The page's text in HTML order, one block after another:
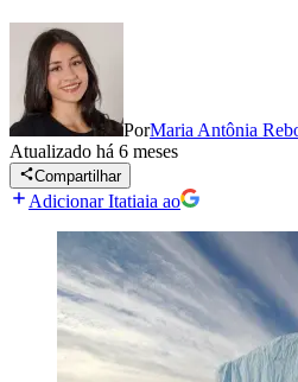
PorMaria Antônia
Atualizado há 6 meses
Compartilhar
Adicionar Itatiaia ao